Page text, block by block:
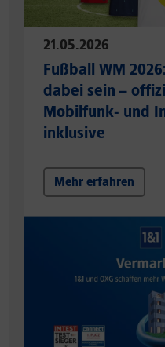
21.05.2026
Fußball WM
dabei sein –
Mobilfunk- und
inklusive
Mehr erfahren